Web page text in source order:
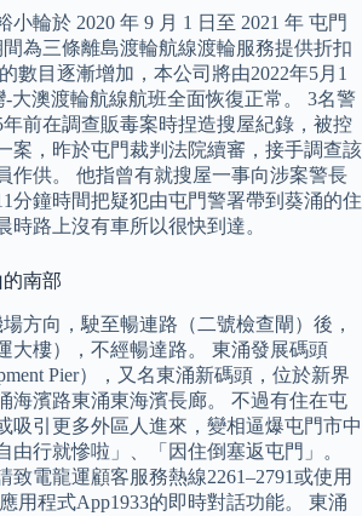
輪於 2020 年 9 月 1 日至 2021 年 屯門
為三條離島渡輪航線渡輪服務提供折扣
數目逐漸增加，本公司將由2022年5月1
-大澳渡輪航線航班全面恢復正常。 3名警
前在調查販毒案時捏造搜屋紀錄，被控
案，昨於屯門裁判法院續審，接手調查該
作供。 他指曾有就搜屋一事向涉案警長
分鐘時間把疑犯由屯門警署帶到葵涌的住
時路上沒有車所以很快到達。
南部
方向，駛至暢連路（二號檢查閘）後，
大樓），不經暢達路。 東涌發展碼頭
Pier），又名東涌新碼頭，位於新界
海濱路東涌東海濱長廊。 不過有住在屯
吸引更多外區人進來，變相逼爆屯門市中
由行就慘啦」、「因住倒塞返屯門」。
致電龍運顧客服務熱線2261–2791或使用
用程式App1933的即時對話功能。 東涌